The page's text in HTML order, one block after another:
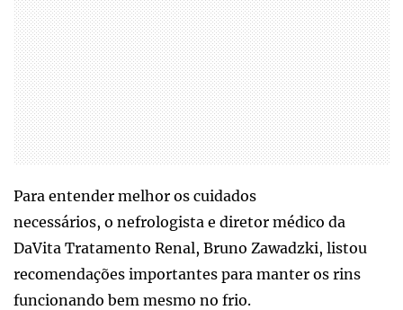
Para entender melhor os cuidados
necessários, o nefrologista e diretor médico da
DaVita Tratamento Renal, Bruno Zawadzki, listou
recomendações importantes para manter os rins
funcionando bem mesmo no frio.